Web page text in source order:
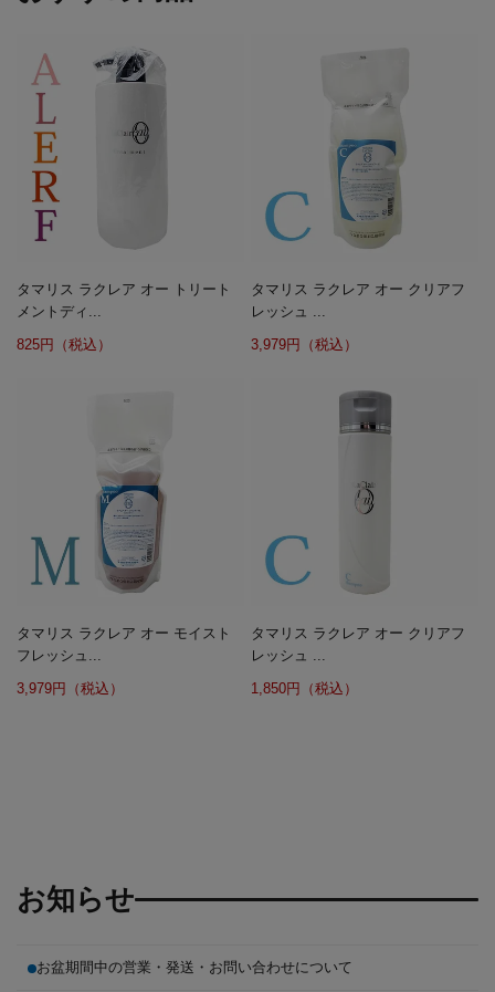
タマリス ラクレア オー トリート
メントディ...
825円（税込）
タマリス ラクレア オー クリアフ
レッシュ ...
3,979円（税込）
タマリス ラクレア オー モイスト
フレッシュ...
3,979円（税込）
タマリス ラクレア オー クリアフ
レッシュ ...
1,850円（税込）
お知らせ
お盆期間中の営業・発送・お問い合わせについて